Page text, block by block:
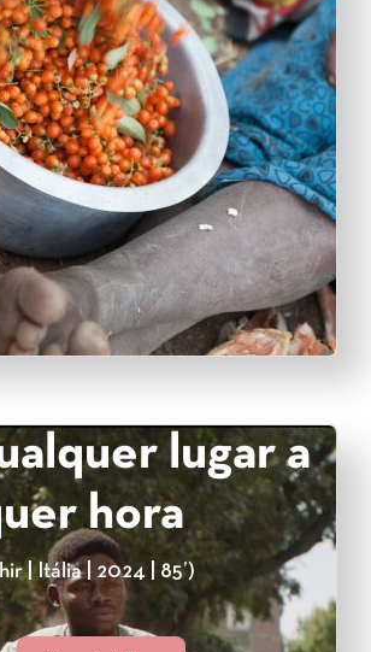
lugar a
hora
| Itália | 2024 | 85’)